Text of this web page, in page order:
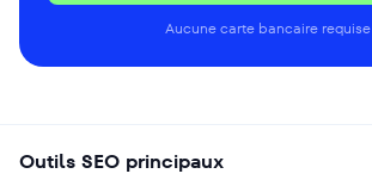
Aucune carte bancaire requise
Outils SEO principaux